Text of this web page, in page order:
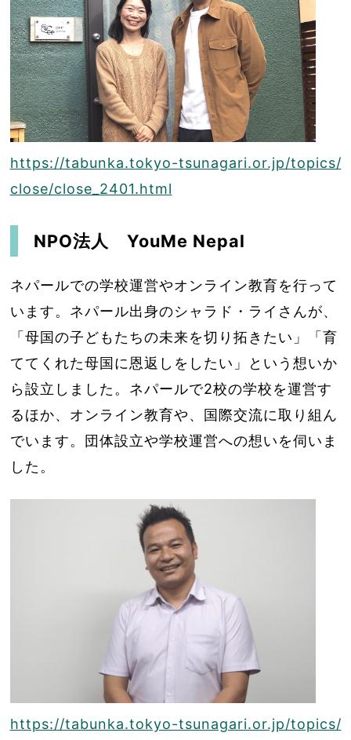
https://tabunka.tokyo-tsunagari.or.jp/topics/
close/close_2401.html
NPO法人 YouMe Nepal
ネパールでの学校運営やオンライン教育を行って
います。ネパール出身のシャラド・ライさんが、
「母国の子どもたちの未来を切り拓きたい」「育
ててくれた母国に恩返しをしたい」という想いか
ら設立しました。ネパールで2校の学校を運営す
るほか、オンライン教育や、国際交流に取り組ん
でいます。団体設立や学校運営への想いを伺いま
した。
https://tabunka.tokyo-tsunagari.or.jp/topics/